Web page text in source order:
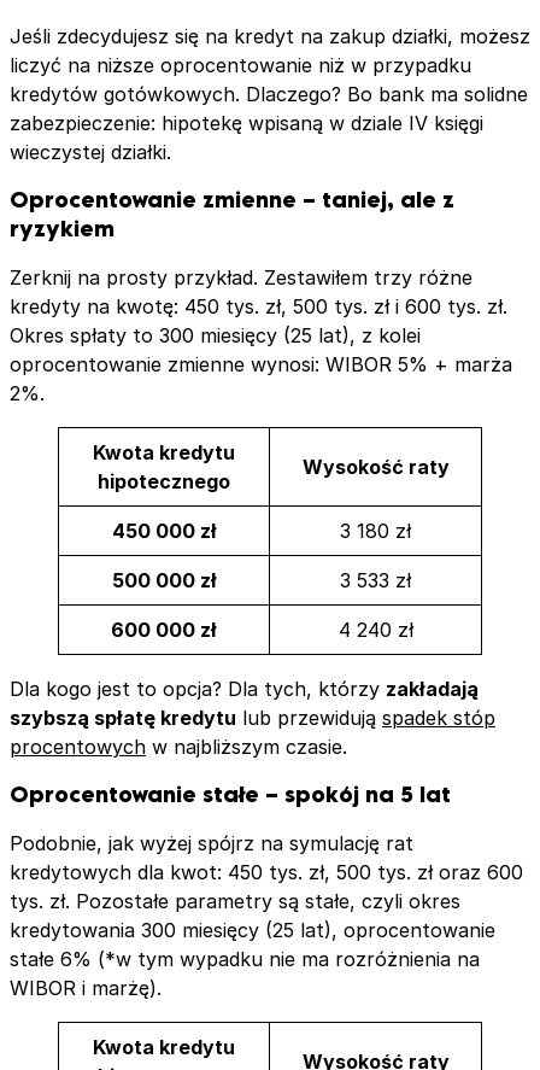
Jeśli zdecydujesz się na kredyt na zakup działki, możesz
liczyć na niższe oprocentowanie niż w przypadku
kredytów gotówkowych. Dlaczego? Bo bank ma solidne
zabezpieczenie: hipotekę wpisaną w dziale IV księgi
wieczystej działki.
Oprocentowanie zmienne – taniej, ale z
ryzykiem
Zerknij na prosty przykład. Zestawiłem trzy różne
kredyty na kwotę: 450 tys. zł, 500 tys. zł i 600 tys. zł.
Okres spłaty to 300 miesięcy (25 lat), z kolei
oprocentowanie zmienne wynosi: WIBOR 5% + marża
2%.
Kwota kredytu
hipotecznego
Wysokość raty
450 000 zł 3 180 zł
500 000 zł 3 533 zł
600 000 zł 4 240 zł
Dla kogo jest to opcja? Dla tych, którzy zakładają
szybszą spłatę kredytu lub przewidują spadek stóp
procentowych w najbliższym czasie.
Oprocentowanie stałe – spokój na 5 lat
Podobnie, jak wyżej spójrz na symulację rat
kredytowych dla kwot: 450 tys. zł, 500 tys. zł oraz 600
tys. zł. Pozostałe parametry są stałe, czyli okres
kredytowania 300 miesięcy (25 lat), oprocentowanie
stałe 6% (*w tym wypadku nie ma rozróżnienia na
WIBOR i marżę).
Kwota kredytu
Wysokość raty